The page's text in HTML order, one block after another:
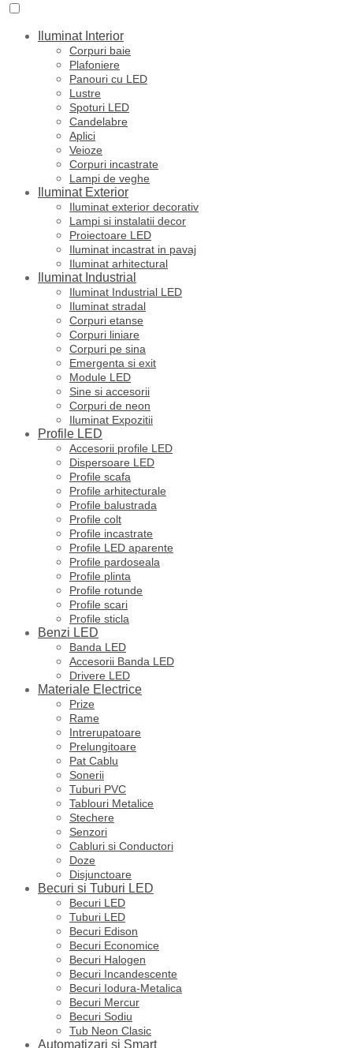
Iluminat Interior
Corpuri baie
Plafoniere
Panouri cu LED
Lustre
Spoturi LED
Candelabre
Aplici
Veioze
Corpuri incastrate
Lampi de veghe
Iluminat Exterior
Iluminat exterior decorativ
Lampi si instalatii decor
Proiectoare LED
Iluminat incastrat in pavaj
Iluminat arhitectural
Iluminat Industrial
Iluminat Industrial LED
Iluminat stradal
Corpuri etanse
Corpuri liniare
Corpuri pe sina
Emergenta si exit
Module LED
Sine si accesorii
Corpuri de neon
Iluminat Expozitii
Profile LED
Accesorii profile LED
Dispersoare LED
Profile scafa
Profile arhitecturale
Profile balustrada
Profile colt
Profile incastrate
Profile LED aparente
Profile pardoseala
Profile plinta
Profile rotunde
Profile scari
Profile sticla
Benzi LED
Banda LED
Accesorii Banda LED
Drivere LED
Materiale Electrice
Prize
Rame
Intrerupatoare
Prelungitoare
Pat Cablu
Sonerii
Tuburi PVC
Tablouri Metalice
Stechere
Senzori
Cabluri si Conductori
Doze
Disjunctoare
Becuri si Tuburi LED
Becuri LED
Tuburi LED
Becuri Edison
Becuri Economice
Becuri Halogen
Becuri Incandescente
Becuri Iodura-Metalica
Becuri Mercur
Becuri Sodiu
Tub Neon Clasic
Automatizari si Smart